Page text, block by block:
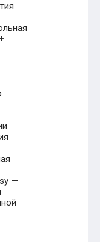
—